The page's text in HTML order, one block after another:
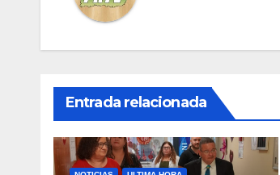
Entrada relacionada